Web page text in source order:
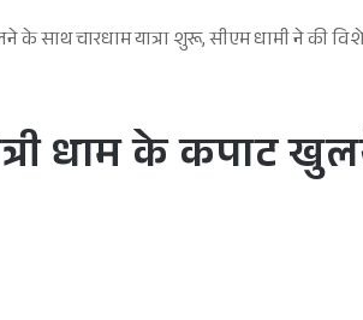
के साथ चारधाम यात्रा शुरू, सीएम धामी ने की
धाम के कपाट